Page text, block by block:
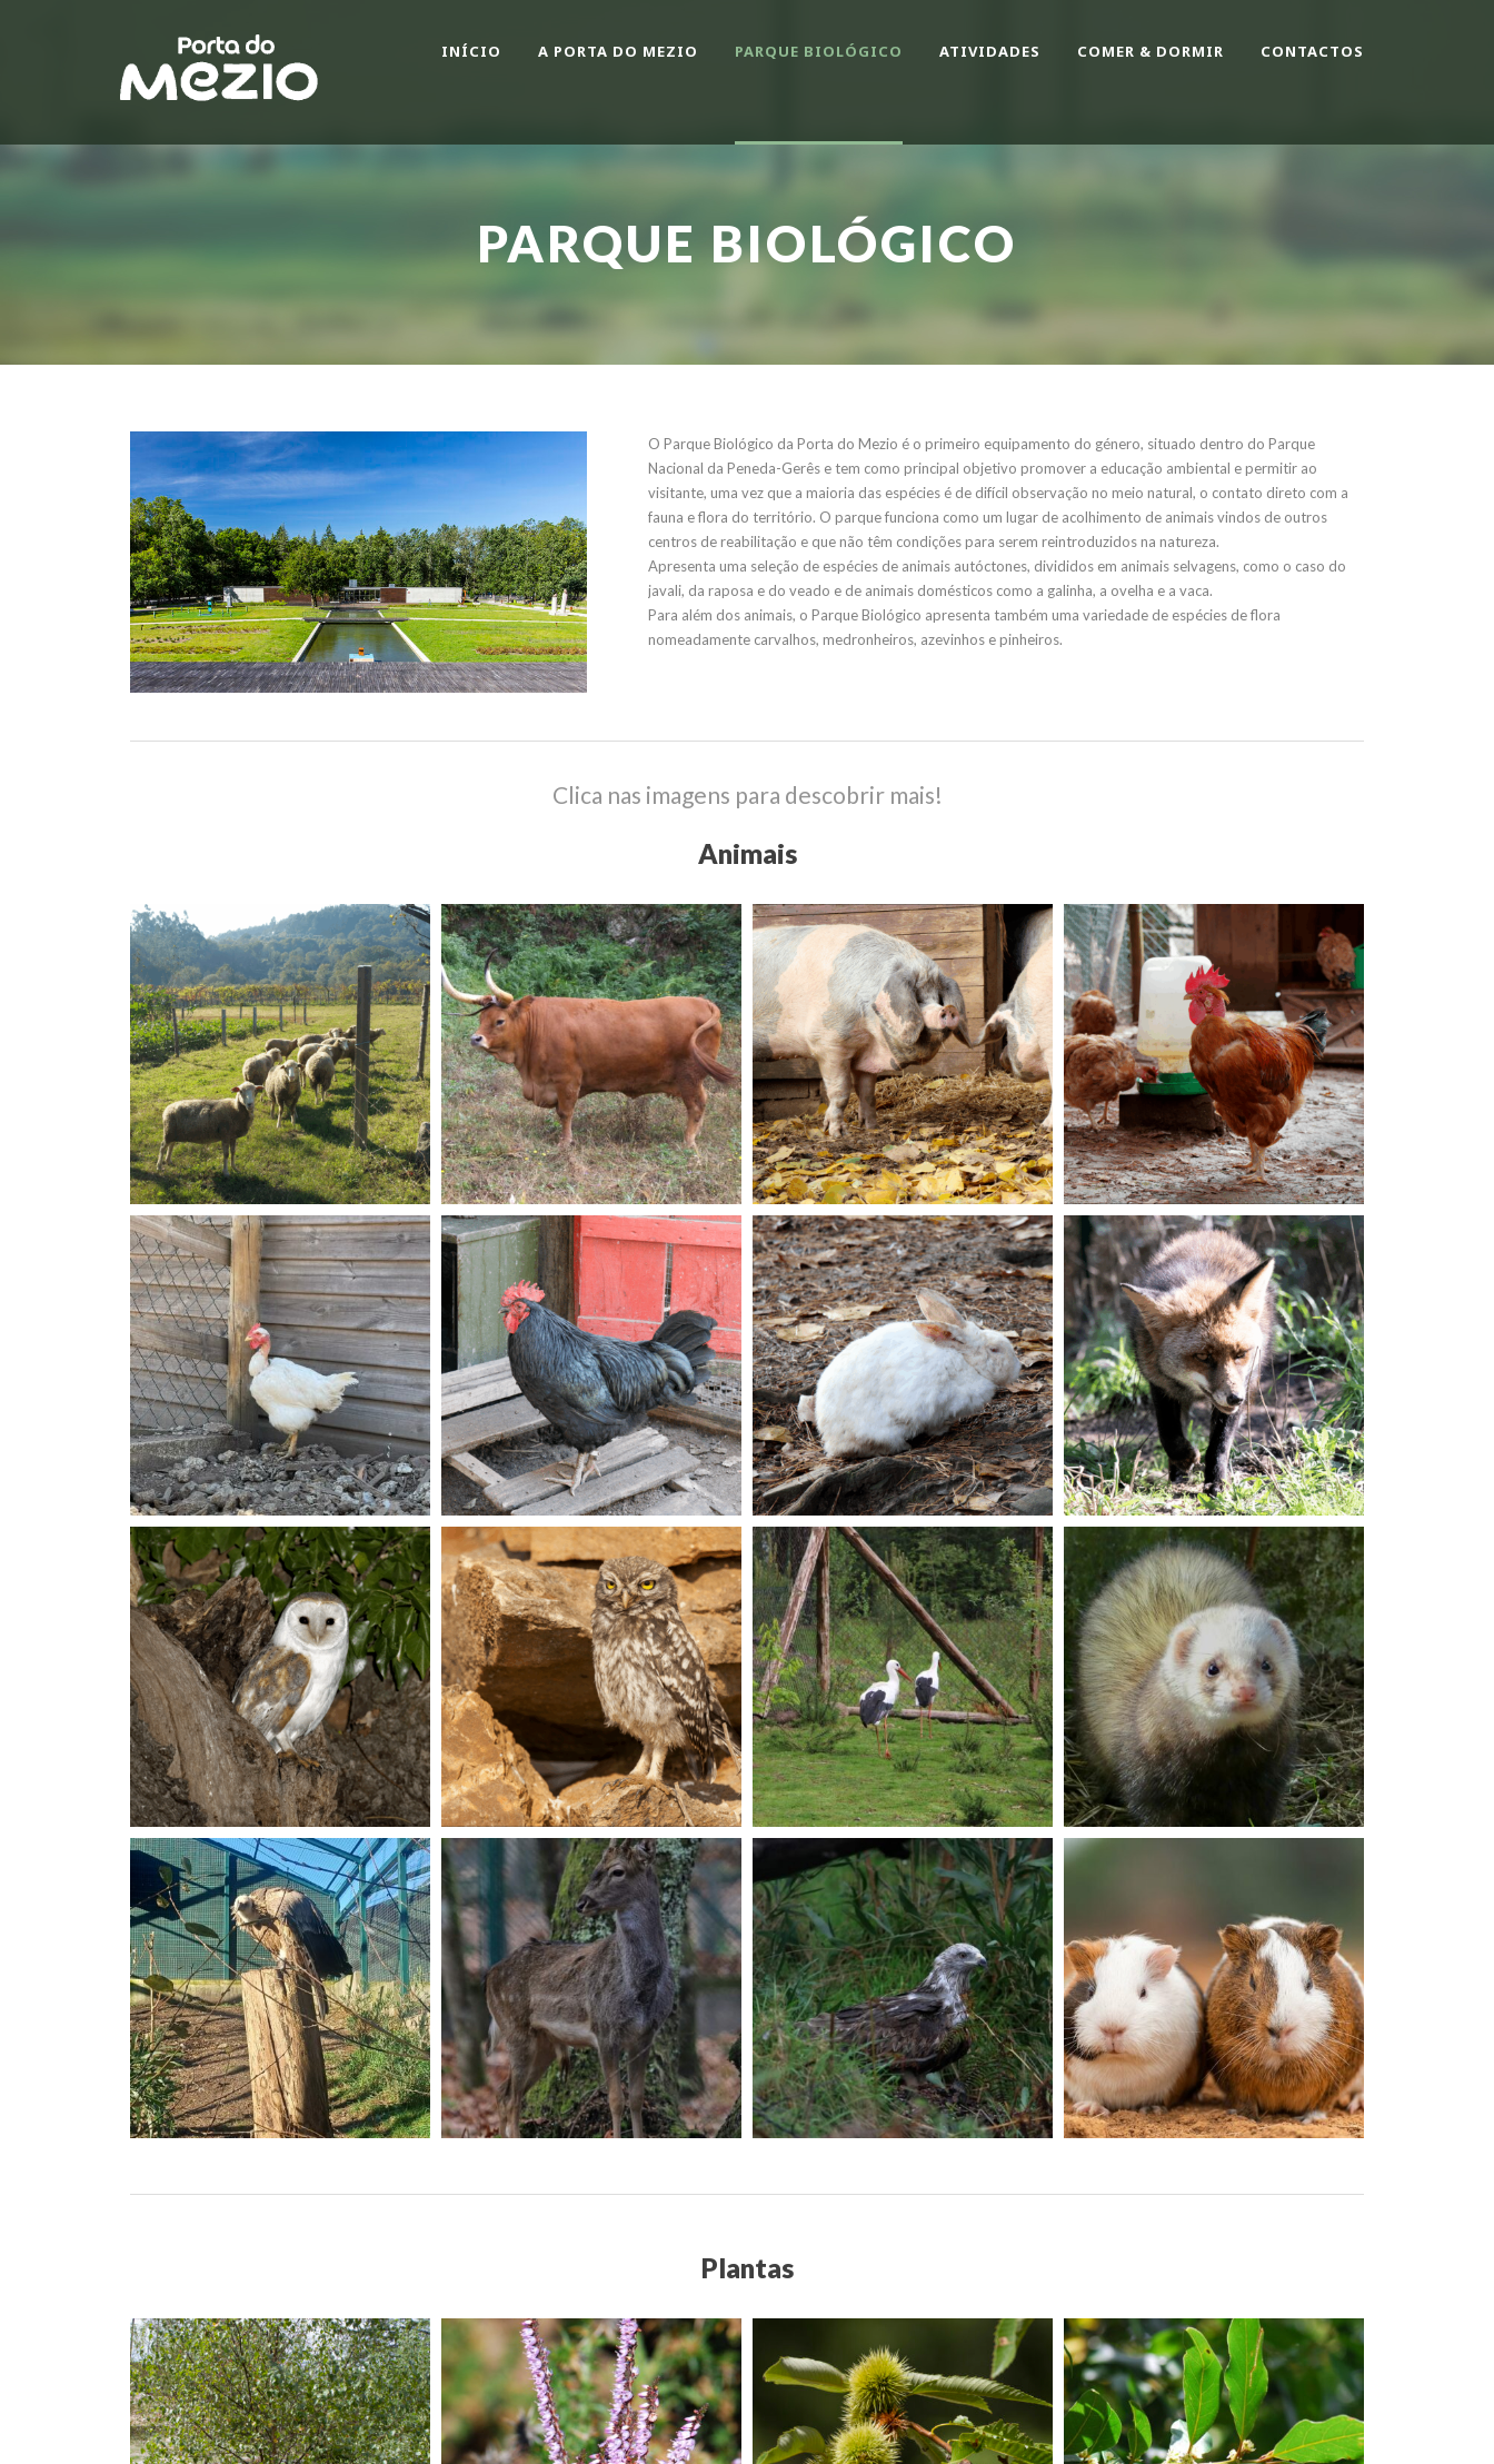
INÍCIO A PORTA DO MEZIO PARQUE BIOLÓGICO ATIVIDADES COMER & DORMIR CONTACTOS
PARQUE BIOLÓGICO
O Parque Biológico da Porta do Mezio é o primeiro equipamento do género, situado dentro do Parque
Nacional da Peneda-Gerês e tem como principal objetivo promover a educação ambiental e permitir ao
visitante, uma vez que a maioria das espécies é de difícil observação no meio natural, o contato direto com a
fauna e flora do território. O parque funciona como um lugar de acolhimento de animais vindos de outros
centros de reabilitação e que não têm condições para serem reintroduzidos na natureza.
Apresenta uma seleção de espécies de animais autóctones, divididos em animais selvagens, como o caso do
javali, da raposa e do veado e de animais domésticos como a galinha, a ovelha e a vaca.
Para além dos animais, o Parque Biológico apresenta também uma variedade de espécies de flora
nomeadamente carvalhos, medronheiros, azevinhos e pinheiros.
Clica nas imagens para descobrir mais!
Animais
Plantas